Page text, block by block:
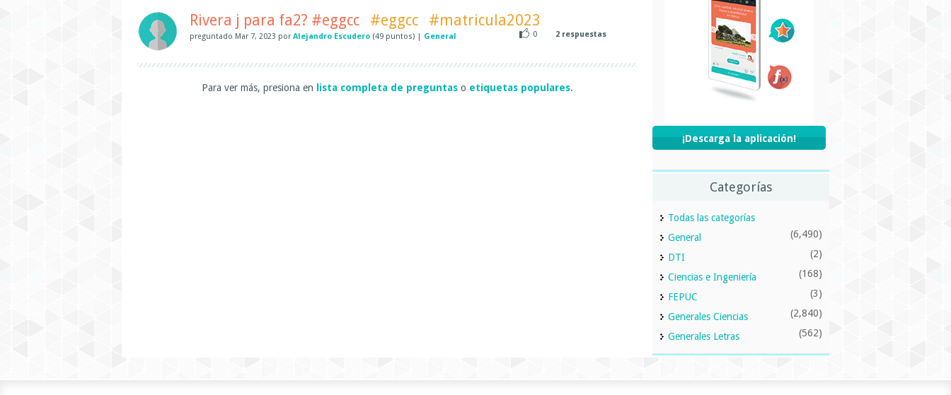
Rivera j para fa2? #eggcc #eggcc #matricula2023
preguntado Mar 7, 2023 por Alejandro Escudero (49 puntos) General 0 2 respuestas
Para ver más, presiona en lista completa de preguntaso etiquetas populares.
¡Descarga la aplicación!
Categorías
Todas las categorías
General
(6,490)
DTI (2)
Ciencias e Ingeniería (168)
FEPUC (3)
Generales Ciencias (2,840)
Generales Letras (562)